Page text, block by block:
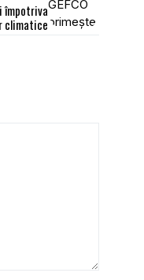
împotriva
climatice